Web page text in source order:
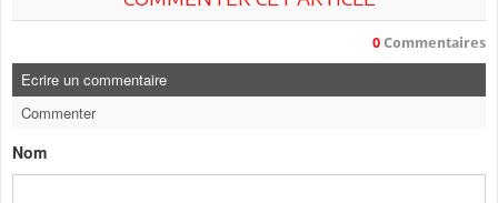
0 Commentaires
Ecrire un commentaire
Commenter
Nom